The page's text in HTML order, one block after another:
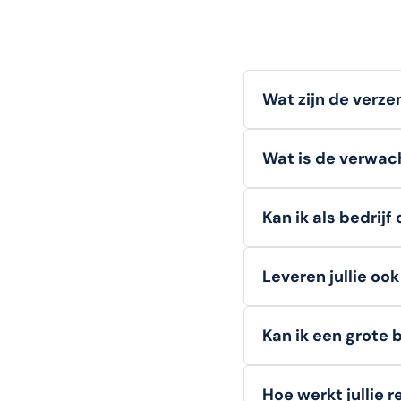
Wat zijn de
bestellingen onder
Wat is de
Kan ik als bedrijf
tijdens het afrekenen.
Leveren jullie
Kan ik een grote
Hoe werkt jullie